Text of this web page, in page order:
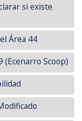
si existe
Área 44
(Ecenarro Scoop)